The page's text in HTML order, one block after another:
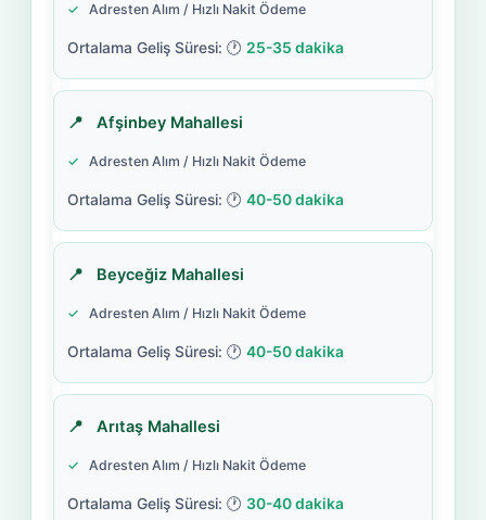
Adresten Alım / Hızlı Nakit Ödeme
25-35 dakika
Afşinbey Mahallesi
Adresten Alım / Hızlı Nakit Ödeme
40-50 dakika
Beyceğiz Mahallesi
Adresten Alım / Hızlı Nakit Ödeme
40-50 dakika
Arıtaş Mahallesi
Adresten Alım / Hızlı Nakit Ödeme
30-40 dakika